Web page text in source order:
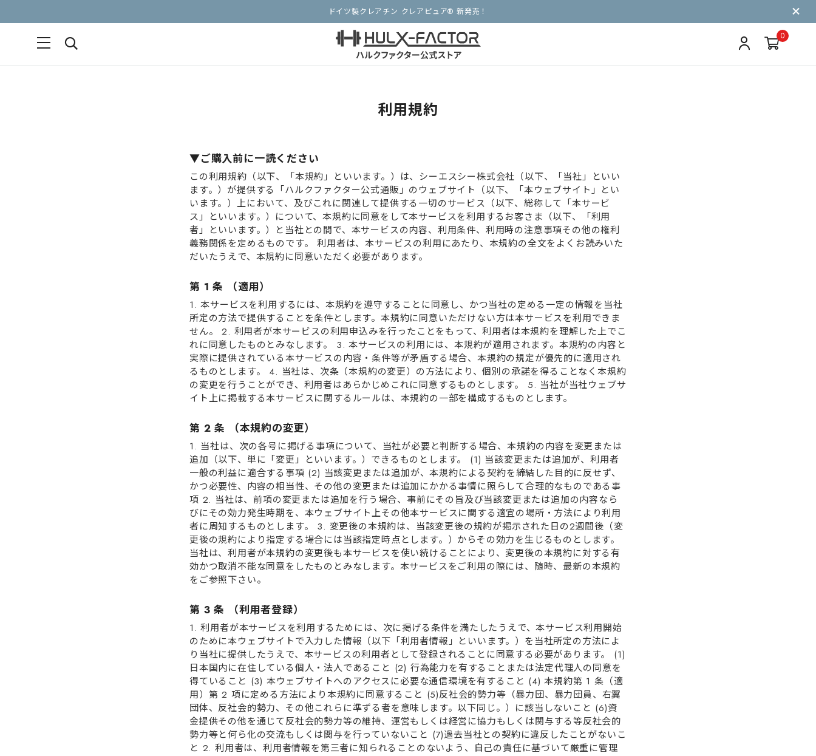
ドイツ製クレアチン クレアピュア® 新発売！
0
利用規約
▼ご購⼊前に⼀読ください
この利⽤規約（以下、「本規約」といいます。）は、シーエスシー株式会社（以下、「当社」といい
ます。）が提供する「ハルクファクター公式通販」のウェブサイト（以下、「本ウェブサイト」とい
います。）上において、及びこれに関連して提供する⼀切のサービス（以下、総称して「本サービ
ス」といいます。）について、本規約に同意をして本サービスを利⽤するお客さま（以下、「利⽤
者」といいます。）と当社との間で、本サービスの内容、利⽤条件、利⽤時の注意事項その他の権利
義務関係を定めるものです。 利⽤者は、本サービスの利⽤にあたり、本規約の全⽂をよくお読みいた
だいたうえで、本規約に同意いただく必要があります。
第 1 条 （適⽤）
1. 本サービスを利⽤するには、本規約を遵守することに同意し、かつ当社の定める⼀定の情報を当社
所定の⽅法で提供することを条件とします。本規約に同意いただけない⽅は本サービスを利⽤できま
せん。 2. 利⽤者が本サービスの利⽤申込みを⾏ったことをもって、利⽤者は本規約を理解した上でこ
れに同意したものとみなします。 3. 本サービスの利⽤には、本規約が適⽤されます。本規約の内容と
実際に提供されている本サービスの内容・条件等が⽭盾する場合、本規約の規定が優先的に適⽤され
るものとします。 4. 当社は、次条（本規約の変更）の⽅法により、個別の承諾を得ることなく本規約
の変更を⾏うことができ、利⽤者はあらかじめこれに同意するものとします。 5. 当社が当社ウェブサ
イト上に掲載する本サービスに関するルールは、本規約の⼀部を構成するものとします。
第 2 条 （本規約の変更）
1. 当社は、次の各号に掲げる事項について、当社が必要と判断する場合、本規約の内容を変更または
追加（以下、単に「変更」といいます。）できるものとします。 (1) 当該変更または追加が、利⽤者
⼀般の利益に適合する事項 (2) 当該変更または追加が、本規約による契約を締結した⽬的に反せず、
かつ必要性、内容の相当性、その他の変更または追加にかかる事情に照らして合理的なものである事
項 2. 当社は、前項の変更または追加を⾏う場合、事前にその旨及び当該変更または追加の内容なら
びにその効⼒発⽣時期を、本ウェブサイト上その他本サービスに関する適宜の場所・⽅法により利⽤
者に周知するものとします。 3. 変更後の本規約は、当該変更後の規約が掲⽰された⽇の2週間後（変
更後の規約により指定する場合には当該指定時点とします。）からその効⼒を⽣じるものとします。
当社は、利⽤者が本規約の変更後も本サービスを使い続けることにより、変更後の本規約に対する有
効かつ取消不能な同意をしたものとみなします。本サービスをご利⽤の際には、随時、最新の本規約
をご参照下さい。
第 3 条 （利⽤者登録）
1. 利⽤者が本サービスを利⽤するためには、次に掲げる条件を満たしたうえで、本サービス利⽤開始
のために本ウェブサイトで⼊⼒した情報（以下「利⽤者情報」といいます。）を当社所定の⽅法によ
り当社に提供したうえで、本サービスの利⽤者として登録されることに同意する必要があります。 (1)
⽇本国内に在住している個⼈・法⼈であること (2) ⾏為能⼒を有することまたは法定代理⼈の同意を
得ていること (3) 本ウェブサイトへのアクセスに必要な通信環境を有すること (4) 本規約第 1 条（適
⽤）第 2 項に定める⽅法により本規約に同意すること (5)反社会的勢⼒等（暴⼒団、暴⼒団員、右翼
団体、反社会的勢⼒、その他これらに準ずる者を意味します。以下同じ。）に該当しないこと (6)資
⾦提供その他を通じて反社会的勢⼒等の維持、運営もしくは経営に協⼒もしくは関与する等反社会的
勢⼒等と何ら化の交流もしくは関与を⾏っていないこと (7)過去当社との契約に違反したことがないこ
と 2. 利⽤者は、利⽤者情報を第三者に知られることのないよう、⾃⼰の責任に基づいて厳重に管理